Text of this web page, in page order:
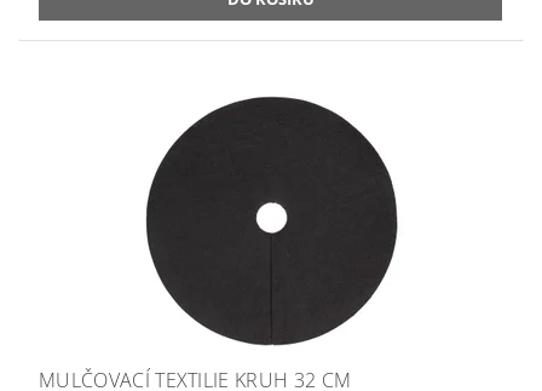
MULČOVACÍ TEXTILIE KRUH 32 CM